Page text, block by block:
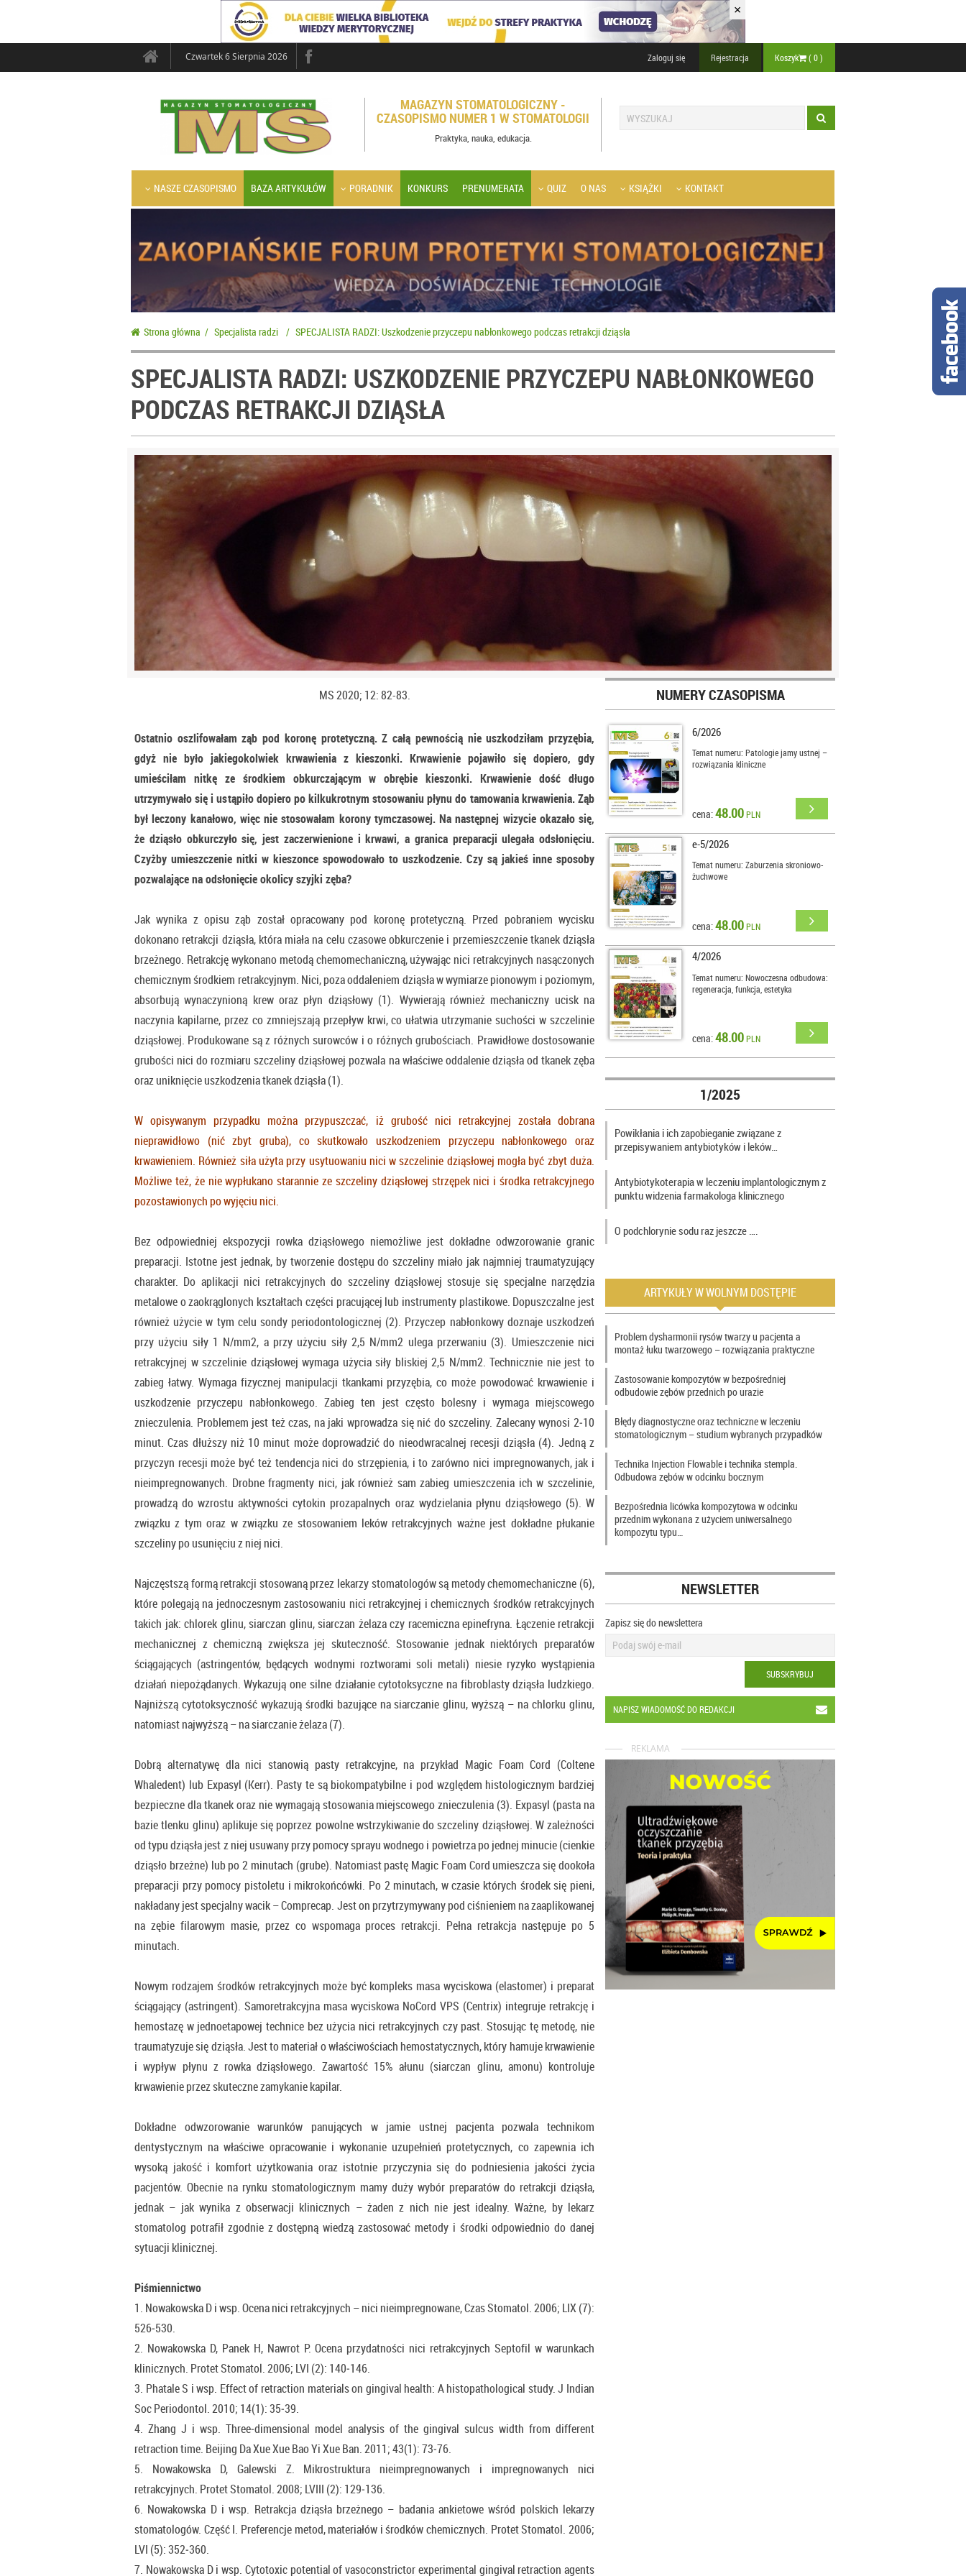
×
Czwartek 6 Sierpnia 2026 Zaloguj się Rejestracja Koszyk (0)
MAGAZYN STOMATOLOGICZNY -
CZASOPISMO NUMER 1 W STOMATOLOGII
Praktyka, nauka, edukacja.
NASZE CZASOPISMO BAZA ARTYKUŁÓW PORADNIK KONKURS PRENUMERATA QUIZ O NAS KSIĄŻKI KONTAKT
Strona główna / Specjalista radzi / SPECJALISTA RADZI: Uszkodzenie przyczepu nabłonkowego podczas retrakcji dziąsła
SPECJALISTA RADZI: USZKODZENIE PRZYCZEPU NABŁONKOWEGO
PODCZAS RETRAKCJI DZIĄSŁA
MS 2020; 12: 82-83.
Ostatnio oszlifowałam ząb pod koronę protetyczną. Z całą pewnością nie uszkodziłam przyzębia,
gdyż nie było jakiegokolwiek krwawienia z kieszonki. Krwawienie pojawiło się dopiero, gdy
umieściłam nitkę ze środkiem obkurczającym w obrębie kieszonki. Krwawienie dość długo
utrzymywało się i ustąpiło dopiero po kilkukrotnym stosowaniu płynu do tamowania krwawienia. Ząb
był leczony kanałowo, więc nie stosowałam korony tymczasowej. Na następnej wizycie okazało się,
że dziąsło obkurczyło się, jest zaczerwienione i krwawi, a granica preparacji ulegała odsłonięciu.
Czyżby umieszczenie nitki w kieszonce spowodowało to uszkodzenie. Czy są jakieś inne sposoby
pozwalające na odsłonięcie okolicy szyjki zęba?
Jak wynika z opisu ząb został opracowany pod koronę protetyczną. Przed pobraniem wycisku
dokonano retrakcji dziąsła, która miała na celu czasowe obkurczenie i przemieszczenie tkanek dziąsła
brzeżnego. Retrakcję wykonano metodą chemomechaniczną, używając nici retrakcyjnych nasączonych
chemicznym środkiem retrakcyjnym. Nici, poza oddaleniem dziąsła w wymiarze pionowym i poziomym,
absorbują wynaczynioną krew oraz płyn dziąsłowy (1). Wywierają również mechaniczny ucisk na
naczynia kapilarne, przez co zmniejszają przepływ krwi, co ułatwia utrzymanie suchości w szczelinie
dziąsłowej. Produkowane są z różnych surowców i o różnych grubościach. Prawidłowe dostosowanie
grubości nici do rozmiaru szczeliny dziąsłowej pozwala na właściwe oddalenie dziąsła od tkanek zęba
oraz uniknięcie uszkodzenia tkanek dziąsła (1).
W opisywanym przypadku można przypuszczać, iż grubość nici retrakcyjnej została dobrana
nieprawidłowo (nić zbyt gruba), co skutkowało uszkodzeniem przyczepu nabłonkowego oraz
krwawieniem. Również siła użyta przy usytuowaniu nici w szczelinie dziąsłowej mogła być zbyt duża.
Możliwe też, że nie wypłukano starannie ze szczeliny dziąsłowej strzępek nici i środka retrakcyjnego
pozostawionych po wyjęciu nici.
Bez odpowiedniej ekspozycji rowka dziąsłowego niemożliwe jest dokładne odwzorowanie granic
preparacji. Istotne jest jednak, by tworzenie dostępu do szczeliny miało jak najmniej traumatyzujący
charakter. Do aplikacji nici retrakcyjnych do szczeliny dziąsłowej stosuje się specjalne narzędzia
metalowe o zaokrąglonych kształtach części pracującej lub instrumenty plastikowe. Dopuszczalne jest
również użycie w tym celu sondy periodontologicznej (2). Przyczep nabłonkowy doznaje uszkodzeń
przy użyciu siły 1 N/mm2, a przy użyciu siły 2,5 N/mm2 ulega przerwaniu (3). Umieszczenie nici
retrakcyjnej w szczelinie dziąsłowej wymaga użycia siły bliskiej 2,5 N/mm2. Technicznie nie jest to
zabieg łatwy. Wymaga fizycznej manipulacji tkankami przyzębia, co może powodować krwawienie i
uszkodzenie przyczepu nabłonkowego. Zabieg ten jest często bolesny i wymaga miejscowego
znieczulenia. Problemem jest też czas, na jaki wprowadza się nić do szczeliny. Zalecany wynosi 2‑10
minut. Czas dłuższy niż 10 minut może doprowadzić do nieodwracalnej recesji dziąsła (4). Jedną z
przyczyn recesji może być też tendencja nici do strzępienia, i to zarówno nici impregnowanych, jak i
nieimpregnowanych. Drobne fragmenty nici, jak również sam zabieg umieszczenia ich w szczelinie,
prowadzą do wzrostu aktywności cytokin prozapalnych oraz wydzielania płynu dziąsłowego (5). W
związku z tym oraz w związku ze stosowaniem leków retrakcyjnych ważne jest dokładne płukanie
szczeliny po usunięciu z niej nici.
Najczęstszą formą retrakcji stosowaną przez lekarzy stomatologów są metody chemomechaniczne (6),
które polegają na jednoczesnym zastosowaniu nici retrakcyjnej i chemicznych środków retrakcyjnych
takich jak: chlorek glinu, siarczan glinu, siarczan żelaza czy racemiczna epinefryna. Łączenie retrakcji
mechanicznej z chemiczną zwiększa jej skuteczność. Stosowanie jednak niektórych preparatów
ściągających (astringentów, będących wodnymi roztworami soli metali) niesie ryzyko wystąpienia
działań niepożądanych. Wykazują one silne działanie cytotoksyczne na fibroblasty dziąsła ludzkiego.
Najniższą cytotoksyczność wykazują środki bazujące na siarczanie glinu, wyższą – na chlorku glinu,
natomiast najwyższą – na siarczanie żelaza (7).
Dobrą alternatywę dla nici stanowią pasty retrakcyjne, na przykład Magic Foam Cord (Coltene
Whaledent) lub Expasyl (Kerr). Pasty te są biokompatybilne i pod względem histologicznym bardziej
bezpieczne dla tkanek oraz nie wymagają stosowania miejscowego znieczulenia (3). Expasyl (pasta na
bazie tlenku glinu) aplikuje się poprzez powolne wstrzykiwanie do szczeliny dziąsłowej. W zależności
od typu dziąsła jest z niej usuwany przy pomocy sprayu wodnego i powietrza po jednej minucie (cienkie
dziąsło brzeżne) lub po 2 minutach (grube). Natomiast pastę Magic Foam Cord umieszcza się dookoła
preparacji przy pomocy pistoletu i mikrokońcówki. Po 2 minutach, w czasie których środek się pieni,
nakładany jest specjalny wacik – Comprecap. Jest on przytrzymywany pod ciśnieniem na zaaplikowanej
na zębie filarowym masie, przez co wspomaga proces retrakcji. Pełna retrakcja następuje po 5
minutach.
Nowym rodzajem środków retrakcyjnych może być kompleks masa wyciskowa (elastomer) i preparat
ściągający (astringent). Samoretrakcyjna masa wyciskowa NoCord VPS (Centrix) integruje retrakcję i
hemostazę w jednoetapowej technice bez użycia nici retrakcyjnych czy past. Stosując tę metodę, nie
traumatyzuje się dziąsła. Jest to materiał o właściwościach hemostatycznych, który hamuje krwawienie
i wypływ płynu z rowka dziąsłowego. Zawartość 15% ałunu (siarczan glinu, amonu) kontroluje
krwawienie przez skuteczne zamykanie kapilar.
Dokładne odwzorowanie warunków panujących w jamie ustnej pacjenta pozwala technikom
dentystycznym na właściwe opracowanie i wykonanie uzupełnień protetycznych, co zapewnia ich
wysoką jakość i komfort użytkowania oraz istotnie przyczynia się do podniesienia jakości życia
pacjentów. Obecnie na rynku stomatologicznym mamy duży wybór preparatów do retrakcji dziąsła,
jednak – jak wynika z obserwacji klinicznych – żaden z nich nie jest idealny. Ważne, by lekarz
stomatolog potrafił zgodnie z dostępną wiedzą zastosować metody i środki odpowiednio do danej
sytuacji klinicznej.
Piśmiennictwo
1. Nowakowska D i wsp. Ocena nici retrakcyjnych – nici nieimpregnowane, Czas Stomatol. 2006; LIX (7):
526‑530.
2. Nowakowska D, Panek H, Nawrot P. Ocena przydatności nici retrakcyjnych Septofil w warunkach
klinicznych. Protet Stomatol. 2006; LVI (2): 140‑146.
3. Phatale S i wsp. Effect of retraction materials on gingival health: A histopathological study. J Indian
Soc Periodontol. 2010; 14(1): 35‑39.
4. Zhang J i wsp. Three‑dimensional model analysis of the gingival sulcus width from different
retraction time. Beijing Da Xue Xue Bao Yi Xue Ban. 2011; 43(1): 73‑76.
5. Nowakowska D, Galewski Z. Mikrostruktura nieimpregnowanych i impregnowanych nici
retrakcyjnych. Protet Stomatol. 2008; LVIII (2): 129‑136.
6. Nowakowska D i wsp. Retrakcja dziąsła brzeżnego – badania ankietowe wśród polskich lekarzy
stomatologów. Część I. Preferencje metod, materiałów i środków chemicznych. Protet Stomatol. 2006;
LVI (5): 352‑360.
7. Nowakowska D i wsp. Cytotoxic potential of vasoconstrictor experimental gingival retraction agents
NUMERY CZASOPISMA
6/2026
Temat numeru: Patologie jamy ustnej –
rozwiązania kliniczne
cena:48.00PLN
e-5/2026
Temat numeru: Zaburzenia skroniowo-
żuchwowe
cena:48.00PLN
4/2026
Temat numeru: Nowoczesna odbudowa:
regeneracja, funkcja, estetyka
cena:48.00PLN
1/2025
Powikłania i ich zapobieganie związane z
przepisywaniem antybiotyków i leków…
Antybiotykoterapia w leczeniu implantologicznym z
punktu widzenia farmakologa klinicznego
O podchlorynie sodu raz jeszcze ….
ARTYKUŁY W WOLNYM DOSTĘPIE
Problem dysharmonii rysów twarzy u pacjenta a
montaż łuku twarzowego – rozwiązania praktyczne
Zastosowanie kompozytów w bezpośredniej
odbudowie zębów przednich po urazie
Błędy diagnostyczne oraz techniczne w leczeniu
stomatologicznym – studium wybranych przypadków
Technika Injection Flowable i technika stempla.
Odbudowa zębów w odcinku bocznym
Bezpośrednia licówka kompozytowa w odcinku
przednim wykonana z użyciem uniwersalnego
kompozytu typu…
NEWSLETTER
Zapisz się do newslettera
SUBSKRYBUJ
NAPISZ WIADOMOŚĆ DO REDAKCJI
REKLAMA